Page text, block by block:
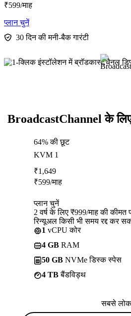
₹599/माह
प्लान चुनें
30 दिन की मनी-बैक गारंटी
BroadcastChannel के
64% की छूट
KVM 1
₹1,649
₹599/माह
प्लान चुनें
2 वर्ष के लिए ₹999/माह की कीमत
रिन्यूअल किसी भी समय रद्द कर
1 vCPU कोर
4 GB RAM
50 GB NVMe डिस्क स्पेस
4 TBबैंडविड्थ
सबसे